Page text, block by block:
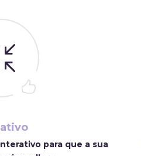
para que a sua